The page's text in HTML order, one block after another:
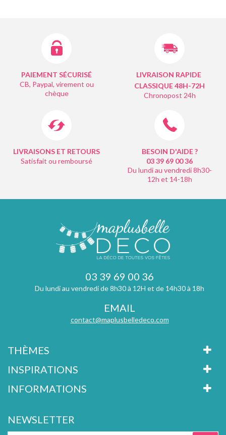
PAIEMENT SÉCURISÉ
CB, Paypal, virement ou
chèque
LIVRAISON RAPIDE
CLASSIQUE 48H-72H
Chronopost 24h
LIVRAISONS ET RETOURS
Satisfait ou remboursé
BESOIN D'AIDE ?
03 39 69 0036
Du lundi au vendredi 8h30-
12h et 14-18h
03 39 69 00 36
Du lundi au vendredi de 8h30 à 12H et de 14h30 à 18h
EMAIL
contact@maplusbelledeco.com
THÈMES
INSPIRATIONS
INFORMATIONS
NEWSLETTER